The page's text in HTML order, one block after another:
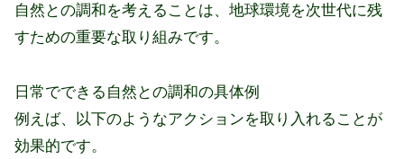
自然との調和を考えることは、地球環境を次世代に残
すための重要な取り組みです。
日常でできる自然との調和の具体例
例えば、以下のようなアクションを取り入れることが
効果的です。